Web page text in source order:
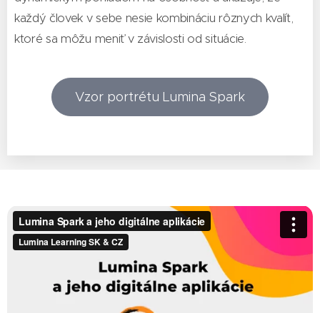
každý človek v sebe nesie kombináciu rôznych kvalít,
ktoré sa môžu meniť v závislosti od situácie.
Vzor portrétu Lumina Spark